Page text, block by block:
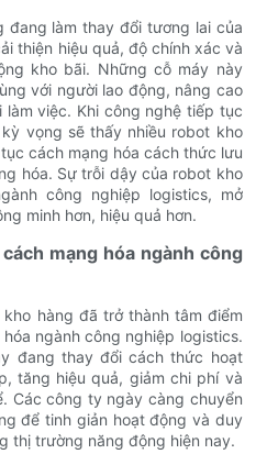
đang làm thay đổi tương lai của
thiện hiệu quả, độ chính xác và
kho bãi. Những cỗ máy này
với người lao động, nâng cao
làm việc. Khi công nghệ tiếp tục
vọng sẽ thấy nhiều robot kho
cách mạng hóa cách thức lưu
hóa. Sự trỗi dậy của robot kho
công nghiệp logistics, mở
minh hơn, hiệu quả hơn.
mạng hóa ngành công
hàng đã trở thành tâm điểm
ngành công nghiệp logistics.
đang thay đổi cách thức hoạt
tăng hiệu quả, giảm chi phí và
Các công ty ngày càng chuyển
để tinh giản hoạt động và duy
thị trường năng động hiện nay.